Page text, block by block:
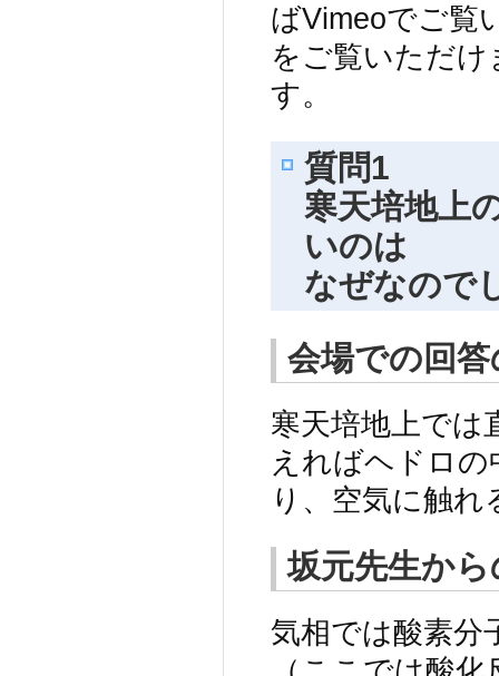
ばVimeoでご覧
をご覧いただ
す。
質問1
寒天培地上
いのは
なぜなので
会場での回答
寒天培地上では
えればヘドロ
り、空気に触
坂元先生か
気相では酸素分